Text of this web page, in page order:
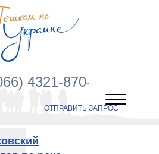
4321-870
ОТПРАВИТЬ ЗАПРОС